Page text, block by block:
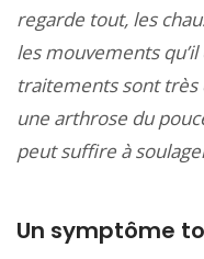
regarde tout, les
les mouvements
traitements sont très
une arthrose du
peut suffire à
Un symptôme